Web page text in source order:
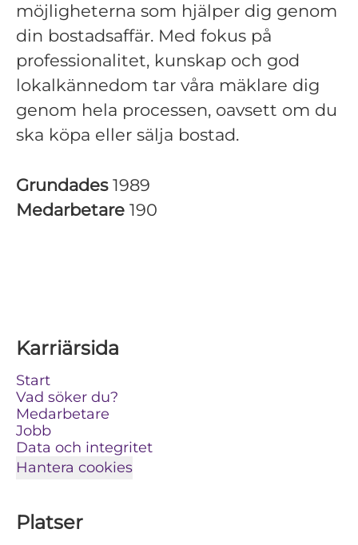
möjligheterna som hjälper dig genom
din bostadsaffär. Med fokus på
professionalitet, kunskap och god
lokalkännedom tar våra mäklare dig
genom hela processen, oavsett om du
ska köpa eller sälja bostad.
Grundades 1989
Medarbetare 190
Karriärsida
Start
Vad söker du?
Medarbetare
Jobb
Data och integritet
Hantera cookies
Platser